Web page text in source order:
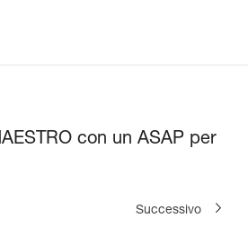
con un ASAP per
Successivo